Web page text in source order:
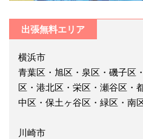
出張無料エリア
横浜市
青葉区・旭区・泉区・磯子区
区・港北区・栄区・瀬谷区・
中区・保土ヶ谷区・緑区・南
川崎市